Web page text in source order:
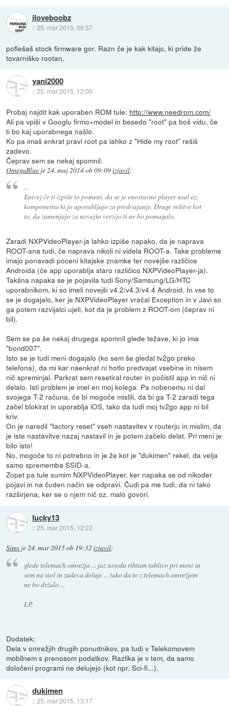
iloveboobz
::25. mar 2015, 08:57
poflešaš stock firmware gor. Razn če je kak kitajc, ki pride že
tovarniško rootan.
yani2000
::25. mar 2015, 12:00
Probaj najdit kak uporaben ROM tule: http://www.needrom.com/
Ali pa vpiši v Googlu firmo+model in besedo "root" pa boš vidu, če
ti bo kaj uporabnega našlo.
Ko pa imaš enkrat pravi root pa lahko z "Hide my root" rešiš
zadevo.
Čeprav sem se nekaj spomnil:
OmegaBlue je24. maj 2014 ob 09:09izjavil:
...
Enivej če ti izpiše to pomeni, da se je enostavno player usul oz.
komponenta ki jo uporabljajo za predvajanje. Druge rešitve kot
to, da zamenjajo za novejšo verzijo ti ne bo pomagalo.
Zaradi NXPVideoPlayer-ja lahko izpiše napako, da je naprava
ROOT-ana tudi, če naprava nikoli ni videla ROOT-a. Take probleme
imajo ponavadi poceni kitajske znamke ter novejše različice
Androida (če app uporablja staro različico NXPVideoPlayer-ja).
Takšna napaka se je pojavila tudi Sony/Samsung/LG/HTC
uporabnikom, ki so imeli novejši v4.2/v4.3/v4.4 Android. In vse to
se je dogajalo, ker je NXPVideoPlayer vračal Exception in v Javi so
ga potem razvijalci ujeli, kot da je problem z ROOT-om (čeprav ni
bil).
Sem se pa še nekaj drugega spomnil glede težave, ki jo ima
"bond007".
Isto se je tudi meni dogajalo (ko sem še gledal tv2go preko
telefona), da mi kar naenkrat ni hotlo predvajat vsebine in nisem
nič spreminjal. Parkrat sem resetiral router in počistil app in nič ni
delalo. Isti problem je imel en moj kolega. Pa nobenemu ni dal
svojega T-2 računa, če bi mogoče mislili, da bi ga T-2 zaradi tega
začel blokirat in uporablja iOS, tako da tudi moj tv2go app ni bil
kriv.
On je naredil "factory reset" vseh nastavitev v routerju in mislim, da
je iste nastavitve nazaj nastavil in je potem začelo delat. Pri meni je
bilo isto!
No, mogoče to ni potrebno in je že kot je "dukimen" rekel, da velja
samo sprememba SSID-a.
Zopet pa tule sumim NXPVideoPlayer, ker napaka se od nikoder
pojavi in na čuden način se odpravi. Čudi pa me tudi, da ni tako
razširjena, ker se o njem nič oz. malo govori.
lucky13
::25. mar 2015, 12:22
Sims je24. mar 2015 ob 19:32 izjavil:
glede telemach omrežja ... jaz sosedu rihtam tablico pri meni in
sem na siol in zadeva deluje ... tako da to z telemach omrežjem
ne bo držalo ...
LP,
Dodatek:
Dela v omrežjih drugih ponudnikov, pa tudi v Telekomovem
mobilnem s prenosom podatkov. Razlika je v tem, da samo
določeni programi ne delujejo (kot npr. Sci-fi...).
dukimen
::25. mar 2015, 13:17